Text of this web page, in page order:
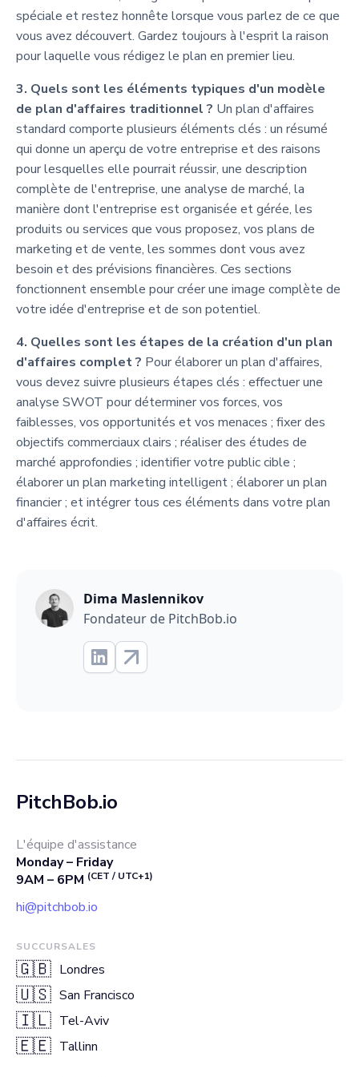
spéciale et restez honnête lorsque vous parlez de ce que
vous avez découvert. Gardez toujours à l'esprit la raison
pour laquelle vous rédigez le plan en premier lieu.
3. Quels sont les éléments typiques d'un modèle
de plan d'affaires traditionnel ? Un plan d'affaires
standard comporte plusieurs éléments clés : un résumé
qui donne un aperçu de votre entreprise et des raisons
pour lesquelles elle pourrait réussir, une description
complète de l'entreprise, une analyse de marché, la
manière dont l'entreprise est organisée et gérée, les
produits ou services que vous proposez, vos plans de
marketing et de vente, les sommes dont vous avez
besoin et des prévisions financières. Ces sections
fonctionnent ensemble pour créer une image complète de
votre idée d'entreprise et de son potentiel.
4. Quelles sont les étapes de la création d'un plan
d'affaires complet ? Pour élaborer un plan d'affaires,
vous devez suivre plusieurs étapes clés : effectuer une
analyse SWOT pour déterminer vos forces, vos
faiblesses, vos opportunités et vos menaces ; fixer des
objectifs commerciaux clairs ; réaliser des études de
marché approfondies ; identifier votre public cible ;
élaborer un plan marketing intelligent ; élaborer un plan
financier ; et intégrer tous ces éléments dans votre plan
d'affaires écrit.
Dima Maslennikov
Fondateur de PitchBob.io
PitchBob.io
L'équipe d'assistance
Monday – Friday
9AM – 6PM (CET / UTC+1)
hi@pitchbob.io
SUCCURSALES
🇬🇧 Londres
🇺🇸 San Francisco
🇮🇱 Tel-Aviv
🇪🇪 Tallinn